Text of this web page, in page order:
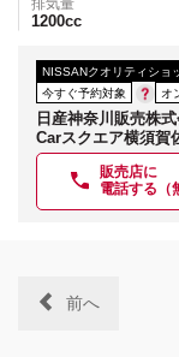
排気量
1200cc
NISSANクオリティショ
今すぐ予約対象
オ
日産神奈川販売株
Carスクエア横須賀
販売店に
電話する（
前へ